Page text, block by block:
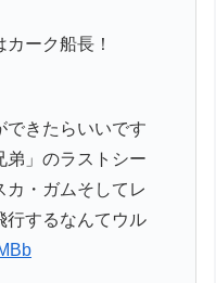
ーク船長！
できたらいいです
弟」のラストシー
カ・ガムそしてレ
行するなんてウル